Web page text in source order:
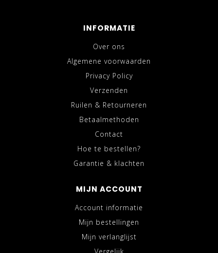
INFORMATIE
Over ons
Algemene voorwaarden
Privacy Policy
Verzenden
Ruilen & Retourneren
Betaalmethoden
Contact
Hoe te bestellen?
Garantie & klachten
MIJN ACCOUNT
Account informatie
Mijn bestellingen
Mijn verlanglijst